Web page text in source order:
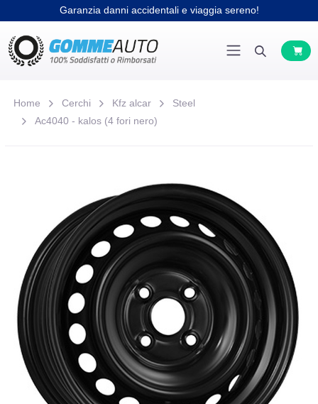
Garanzia danni accidentali e viaggia sereno!
Home Cerchi Kfz alcar
Steel
Ac4040 - kalos (4 fori nero)